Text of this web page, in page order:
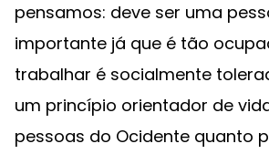
pensamos: deve ser uma
importante já que é tão
trabalhar é socialmente
um princípio orientador de
pessoas do Ocidente quanto